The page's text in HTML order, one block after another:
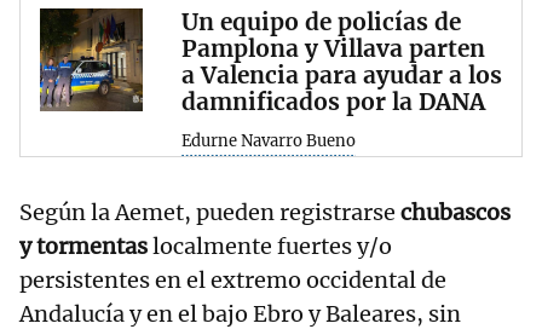
Un equipo de policías de
Pamplona y Villava parten
a Valencia para ayudar a los
damnificados por la DANA
Edurne Navarro Bueno
Según la Aemet, pueden registrarse chubascos
y tormentaslocalmente fuertes y/o
persistentes en el extremo occidental de
Andalucía y en el bajo Ebro y Baleares, sin